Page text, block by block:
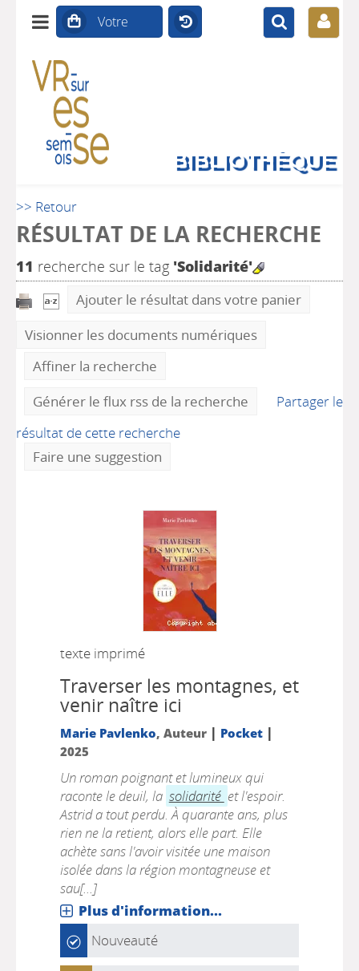
BIBLIOTHÈQUE
>> Retour
RÉSULTAT DE LA RECHERCHE
11 recherche sur le tag 'Solidarité'
Ajouter le résultat dans votre panier
Visionner les documents numériques
Affiner la recherche
Générer le flux rss de la recherche
Partager le
résultat de cette recherche
Faire une suggestion
texte imprimé
Traverser les montagnes, et
venir naître ici
Marie Pavlenko, Auteur | Pocket|
2025
Un roman poignant et lumineux qui
raconte le deuil, la solidarité et l'espoir.
Astrid a tout perdu. À quarante ans, plus
rien ne la retient, alors elle part. Elle
achète sans l'avoir visitée une maison
isolée dans la région montagneuse et
sau[...]
Plus d'information...
Nouveauté